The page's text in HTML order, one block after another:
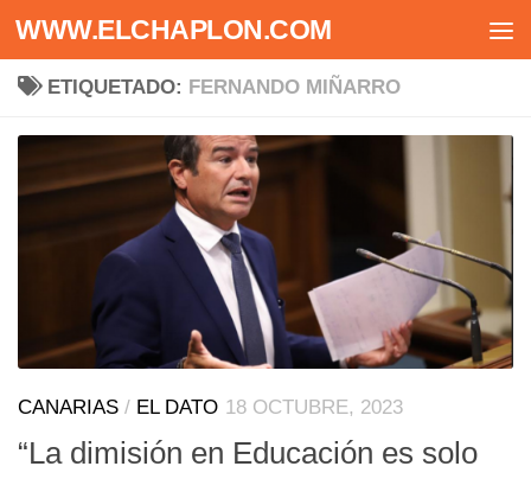
Saltar al contenido
WWW.ELCHAPLON.COM
ETIQUETADO: FERNANDO MIÑARRO
CANARIAS / EL DATO 18 OCTUBRE, 2023
“La dimisión en Educación es solo